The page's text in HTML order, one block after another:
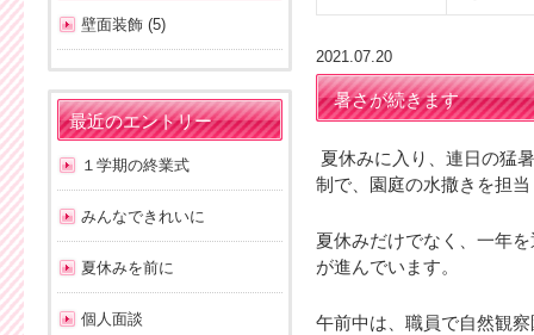
2021.07.20
暑さが続きます
夏休みに入り、連日の猛
制で、園庭の水撒きを担
夏休みだけでなく、一年
が進んでいます。
午前中は、職員で自然観
壁面装飾 (5)
最近のエントリー
１学期の終業式
みんなできれいに
夏休みを前に
個人面談